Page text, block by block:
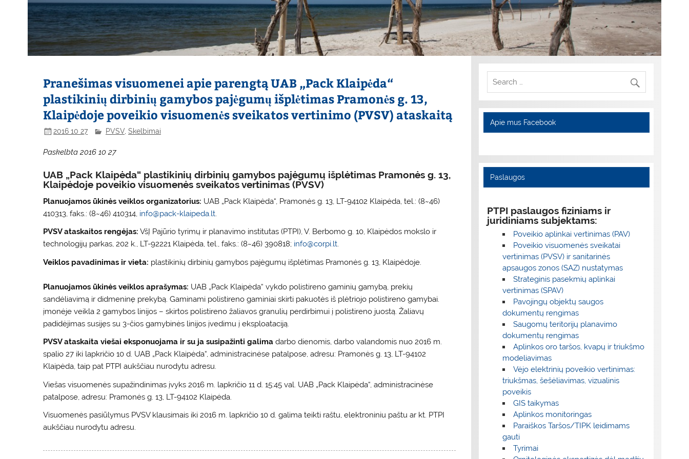
Pranešimas visuomenei apie parengtą UAB „Pack Klaipėda“
plastikinių dirbinių gamybos pajėgumų išplėtimas Pramonės g. 13,
Klaipėdoje poveikio visuomenės sveikatos vertinimo (PVSV) ataskaitą
2016 10 27 PVSV, Skelbimai
Paskelbta 2016 10 27
UAB „Pack Klaipėda“ plastikinių dirbinių gamybos pajėgumų išplėtimas Pramonės g. 13,
Klaipėdoje poveikio visuomenės sveikatos vertinimas (PVSV)
Planuojamos ūkinės veiklos organizatorius: UAB „Pack Klaipėda“, Pramonės g. 13, LT-94102 Klaipėda, tel.: (8~46)
410313, faks.: (8~46) 410314, info@pack-klaipeda.lt.
PVSV ataskaitos rengėjas: VšĮ Pajūrio tyrimų ir planavimo institutas (PTPI), V. Berbomo g. 10, Klaipėdos mokslo ir
technologijų parkas, 202 k., LT-92221 Klaipėda, tel., faks.: (8~46) 390818; info@corpi.lt.
Veiklos pavadinimas ir vieta: plastikinių dirbinių gamybos pajėgumų išplėtimas Pramonės g. 13, Klaipėdoje.
Planuojamos ūkinės veiklos aprašymas: UAB „Pack Klaipėda“ vykdo polistireno gaminių gamybą, prekių
sandėliavimą ir didmeninę prekybą. Gaminami polistireno gaminiai skirti pakuotės iš plėtriojo polistireno gamybai.
įmonėje veikla 2 gamybos linijos – skirtos polistireno žaliavos granulių perdirbimui į polistireno juostą. Žaliavų
padidėjimas susijęs su 3-čios gamybinės linijos įvedimu į eksploataciją.
PVSV ataskaita viešai eksponuojama ir su ja susipažinti galima darbo dienomis, darbo valandomis nuo 2016 m.
spalio 27 iki lapkričio 10 d. UAB „Pack Klaipėda“, administracinėse patalpose, adresu: Pramonės g. 13, LT-94102
Klaipėda, taip pat PTPI aukščiau nurodytu adresu.
Viešas visuomenės supažindinimas įvyks 2016 m. lapkričio 11 d. 15:45 val. UAB „Pack Klaipėda“, administracinėse
patalpose, adresu: Pramonės g. 13, LT-94102 Klaipėda.
Visuomenės pasiūlymus PVSV klausimais iki 2016 m. lapkričio 10 d. galima teikti raštu, elektroniniu paštu ar kt. PTPI
aukščiau nurodytu adresu.
Apie mus Facebook
Paslaugos
PTPI paslaugos fiziniams ir
juridiniams subjektams:
Poveikio aplinkai vertinimas (PAV)
Poveikio visuomenės sveikatai
vertinimas (PVSV) ir sanitarinės
apsaugos zonos (SAZ) nustatymas
Strateginis pasekmių aplinkai
vertinimas (SPAV)
Pavojingų objektų saugos
dokumentų rengimas
Saugomų teritorijų planavimo
dokumentų rengimas
Aplinkos oro taršos, kvapų ir triukšmo
modeliavimas
Vėjo elektrinių poveikio vertinimas:
triukšmas, šešėliavimas, vizualinis
poveikis
GIS taikymas
Aplinkos monitoringas
Paraiškos Taršos/TIPK leidimams
gauti
Tyrimai